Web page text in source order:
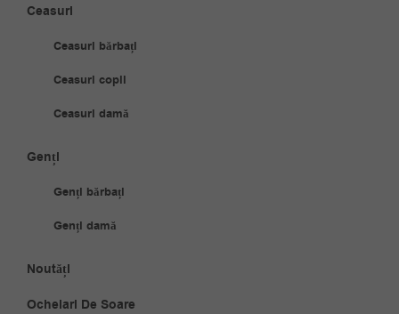
Ceasuri
Ceasuri bărbați
Ceasuri copii
Ceasuri damă
Genți
Genți bărbați
Genți damă
Noutăți
Ochelari De Soare